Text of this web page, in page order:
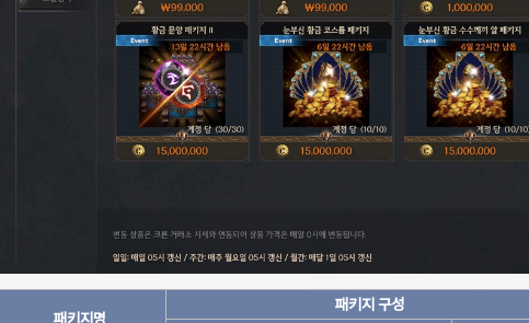
패키지명
패키지 구성